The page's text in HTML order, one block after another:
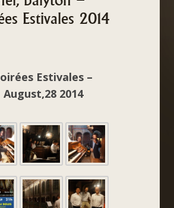
Estivales 2014
Estivales –
August,28 2014